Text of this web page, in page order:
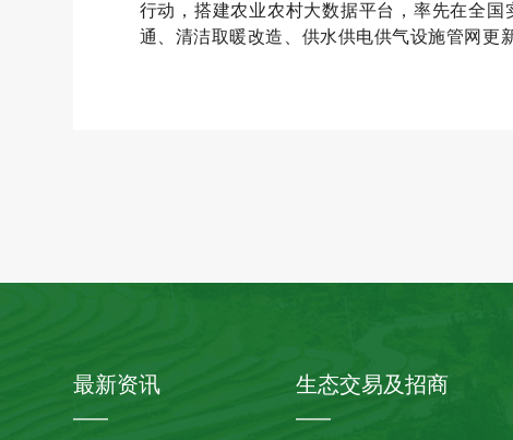
行动，搭建农业农村大数据平台，率先在全
通、清洁取暖改造、供水供电供气设施管网更
最新资讯 生态交易及招商